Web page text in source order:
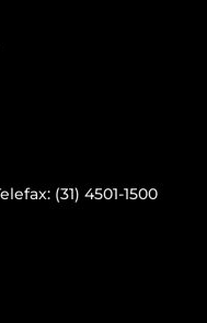
(31) 4501-1500